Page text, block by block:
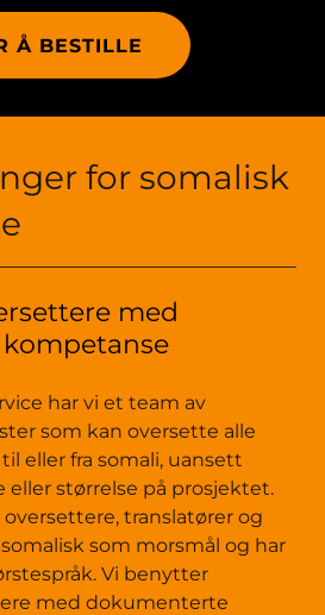
Å BESTILLE
for somalisk
med
har vi et team av
som kan oversette alle
eller fra somali, uansett
størrelse på prosjektet.
oversettere, translatører og
som morsmål og har
Vi benytter
med dokumenterte